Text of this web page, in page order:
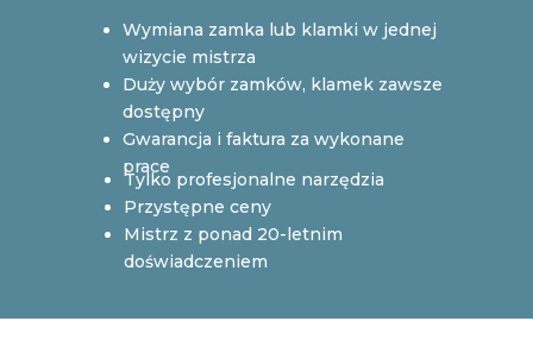
Wymiana zamka lub klamki w jednej
wizycie mistrza
Duży wybór zamków, klamek zawsze
dostępny
Gwarancja i faktura za wykonane
prace
Tylko profesjonalne narzędzia
Przystępne ceny
Mistrz z ponad 20-letnim
doświadczeniem